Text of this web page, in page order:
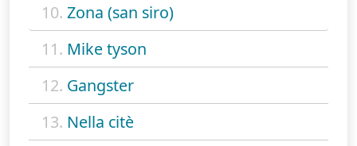
10. Zona (san siro)
11. Mike tyson
12. Gangster
13. Nella citè